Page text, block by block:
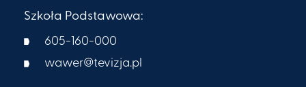
Szkoła Podstawowa:
605-160-000​
wawer@tevizja.pl